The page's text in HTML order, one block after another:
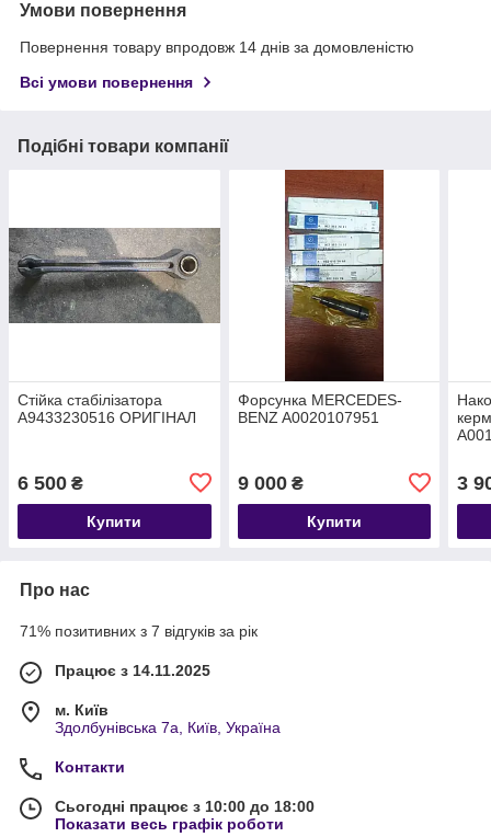
Умови повернення
Повернення товару впродовж 14 днів за домовленістю
Всі умови повернення
Подібні товари компанії
Стійка стабілізатора
A9433230516 ОРИГІНАЛ
6 500 ₴
Купити
Форсунка MERCEDES-
BENZ A0020107951
9 000₴
Купити
3
Про нас
71% позитивних з 7 відгуків за рік
Працює з 14.11.2025
м. Київ
Здолбунівська 7а, Київ, Україна
Контакти
Сьогодні працює з 10:00 до 18:00
Показати весь графік роботи